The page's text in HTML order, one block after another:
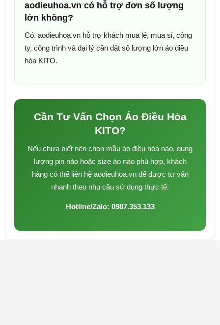
aodieuhoa.vn có hỗ trợ đơn số lượng
lớn không?
Có. aodieuhoa.vn hỗ trợ khách mua lẻ, mua sỉ, công
ty, công trình và đại lý cần đặt số lượng lớn áo điều
hòa KITO.
Cần Tư Vấn Chọn Áo Điều Hòa
KITO?
Nếu chưa biết nên chọn mẫu áo điều hòa nào, dung
lượng pin nào hoặc size áo nào phù hợp, khách
hàng có thể liên hệ aodieuhoa.vn để được tư vấn
nhanh theo nhu cầu sử dụng thực tế.
Hotline/Zalo: 0987.353.133